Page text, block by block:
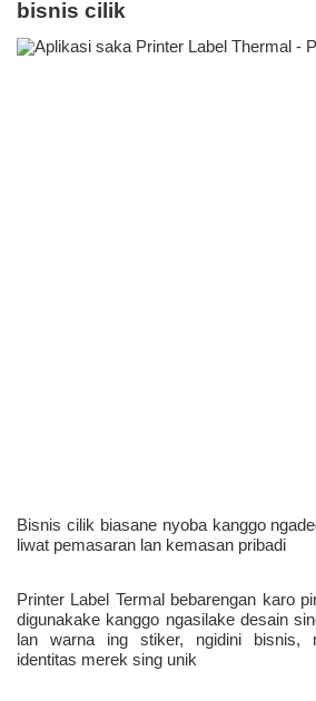
Bisnis cilik biasane nyoba kanggo
liwat pemasaran lan kemasan pribadi
Printer Label Termal bebarengan karo
digunakake kanggo ngasilake desain
lan warna ing stiker, ngidini bisnis,
identitas merek sing unik